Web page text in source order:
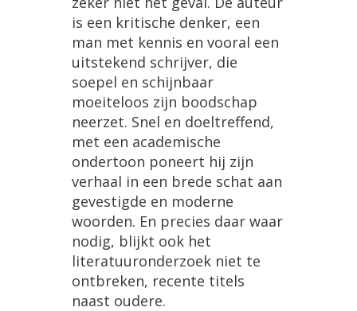
is een kritische denker, een
man met kennis en vooral een
uitstekend schrijver, die
soepel en schijnbaar
moeiteloos zijn boodschap
neerzet. Snel en doeltreffend,
met een academische
ondertoon poneert hij zijn
verhaal in een brede schat aan
gevestigde en moderne
woorden. En precies daar waar
nodig, blijkt ook het
literatuuronderzoek niet te
ontbreken, recente titels
naast oudere.